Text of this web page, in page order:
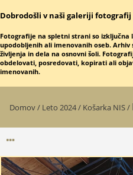
Dobrodošli v naši galeriji fotografij
Fotografije na spletni strani so izključna
upodobljenih ali imenovanih oseb.
življenja in dela na osnovni šoli.
obdelovati, posredovati, kopirati ali
imenovanih.
Domov/ Leto 2024/ Košarka NIS/